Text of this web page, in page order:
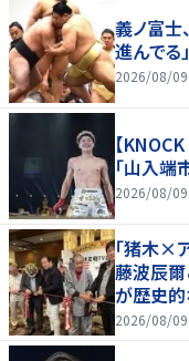
義ノ富士
進んでる
2026/08/
【
「山入端
2026/08/
「猪木×
藤波辰爾
が歴史的
ラザホテ
2026/08/